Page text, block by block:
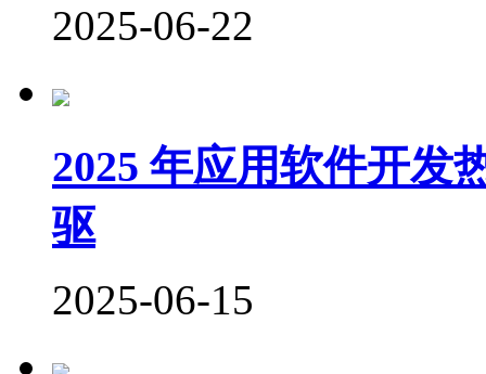
2025-06-22
2025 年应用软件开发
驱
2025-06-15